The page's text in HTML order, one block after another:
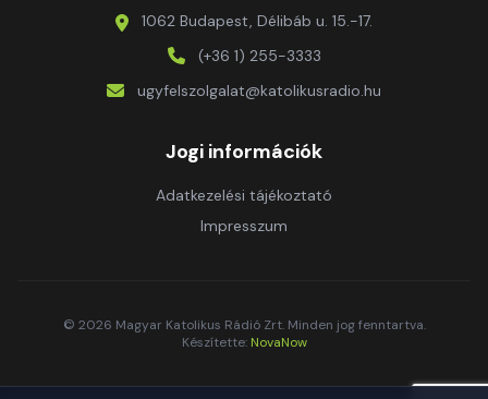
1062 Budapest, Délibáb u. 15.-17.
(+36 1) 255-3333
ugyfelszolgalat@katolikusradio.hu
Jogi információk
Adatkezelési tájékoztató
Impresszum
© 2026 Magyar Katolikus Rádió Zrt. Minden jog fenntartva.
Készítette: NovaNow